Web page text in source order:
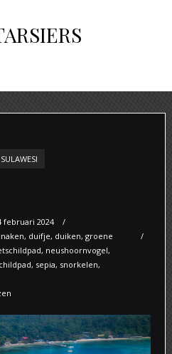
SULAWESI
februari 2024
, duifje, duiken, groene
, neushoornvogel,
, sepia, snorkelen,